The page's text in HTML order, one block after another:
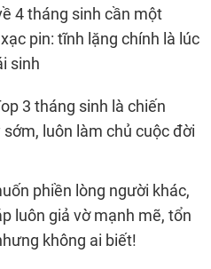
4 tháng sinh cần một
pin: tĩnh lặng chính là lúc
sinh
3 tháng sinh là chiến
luôn làm chủ cuộc đời
phiền lòng người khác,
luôn giả vờ mạnh mẽ, tổn
không ai biết!